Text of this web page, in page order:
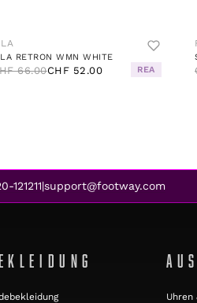
RETRON WMN WHITE
66.00CHF 52.00 REA
121211|support@footway.com
Uhren